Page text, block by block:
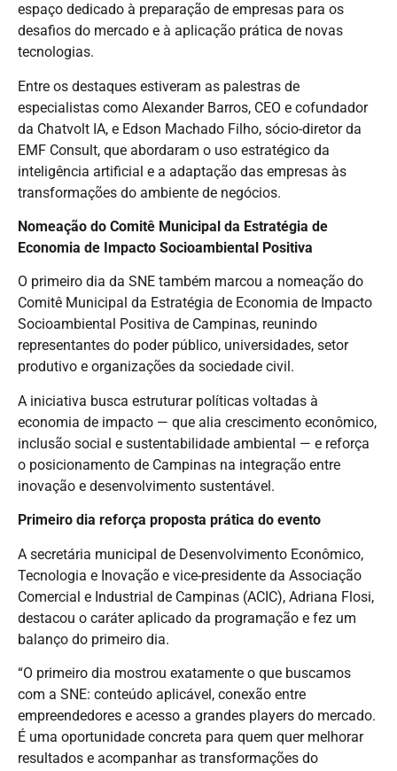
espaço dedicado à preparação de empresas para os
desafios do mercado e à aplicação prática de novas
tecnologias.
Entre os destaques estiveram as palestras de
especialistas como Alexander Barros, CEO e cofundador
da Chatvolt IA, e Edson Machado Filho, sócio-diretor da
EMF Consult, que abordaram o uso estratégico da
inteligência artificial e a adaptação das empresas às
transformações do ambiente de negócios.
Nomeação do Comitê Municipal da Estratégia de
Economia de Impacto Socioambiental Positiva
O primeiro dia da SNE também marcou a nomeação do
Comitê Municipal da Estratégia de Economia de Impacto
Socioambiental Positiva de Campinas, reunindo
representantes do poder público, universidades, setor
produtivo e organizações da sociedade civil.
A iniciativa busca estruturar políticas voltadas à
economia de impacto — que alia crescimento econômico,
inclusão social e sustentabilidade ambiental — e reforça
o posicionamento de Campinas na integração entre
inovação e desenvolvimento sustentável.
Primeiro dia reforça proposta prática do evento
A secretária municipal de Desenvolvimento Econômico,
Tecnologia e Inovação e vice-presidente da Associação
Comercial e Industrial de Campinas (ACIC), Adriana Flosi,
destacou o caráter aplicado da programação e fez um
balanço do primeiro dia.
“O primeiro dia mostrou exatamente o que buscamos
com a SNE: conteúdo aplicável, conexão entre
empreendedores e acesso a grandes players do mercado.
É uma oportunidade concreta para quem quer melhorar
resultados e acompanhar as transformações do